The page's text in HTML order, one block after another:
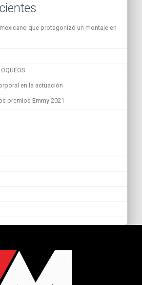
que protagonizó un montaje en
en la actuación
premios Emmy 2021